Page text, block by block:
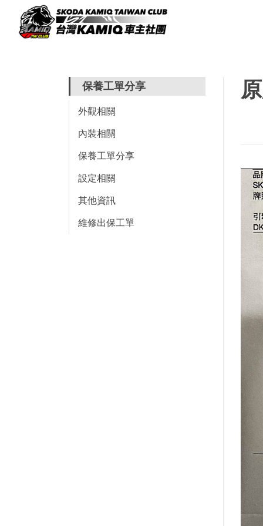
保養工單分享
外觀相關
內裝相關
保養工單分享
設定相關
其他資訊
維修出保工單